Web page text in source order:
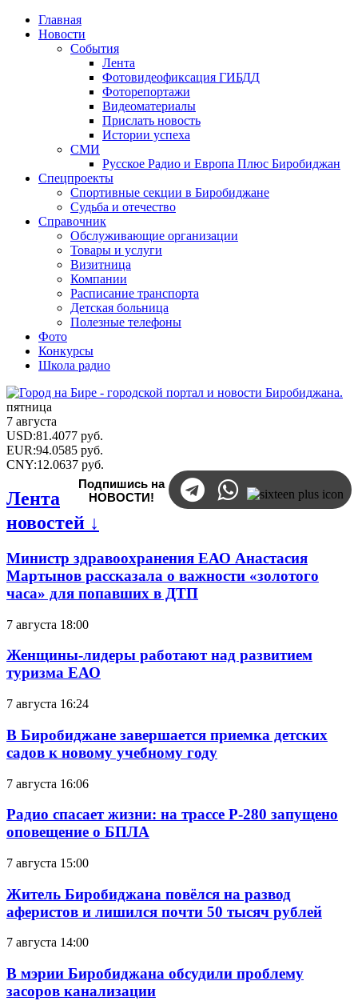
Главная
Новости
События
Лента
Фотовидеофиксация ГИБДД
Фоторепортажи
Видеоматериалы
Прислать новость
Истории успеха
СМИ
Русское Радио и Европа Плюс Биробиджан
Спецпроекты
Спортивные секции в Биробиджане
Судьба и отечество
Справочник
Обслуживающие организации
Товары и услуги
Визитница
Компании
Расписание транспорта
Детская больница
Полезные телефоны
Фото
Конкурсы
Школа радио
пятница
7 августа
USD:81.4077 руб.
EUR:94.0585 руб.
CNY:12.0637 руб.
Подпишись на
НОВОСТИ!
Лента
новостей ↓
Министр здравоохранения ЕАО Анастасия
Мартынов рассказала о важности «золотого
часа» для попавших в ДТП
7 августа 18:00
Женщины-лидеры работают над развитием
туризма ЕАО
7 августа 16:24
В Биробиджане завершается приемка детских
садов к новому учебному году
7 августа 16:06
Радио спасает жизни: на трассе Р-280 запущено
оповещение о БПЛА
7 августа 15:00
Житель Биробиджана повёлся на развод
аферистов и лишился почти 50 тысяч рублей
7 августа 14:00
В мэрии Биробиджана обсудили проблему
засоров канализации